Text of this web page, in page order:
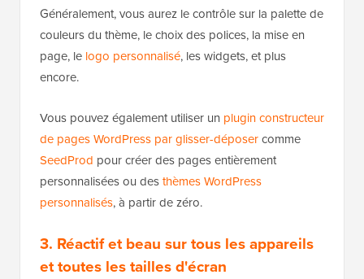
Généralement, vous aurez le contrôle sur la palette de
couleurs du thème, le choix des polices, la mise en
page, le logo personnalisé, les widgets, et plus
encore.
Vous pouvez également utiliser un plugin constructeur
de pages WordPress par glisser-déposercomme
SeedProd pour créer des pages entièrement
personnalisées ou desthèmes WordPress
personnalisés, à partir de zéro.
3. Réactif et beau sur tous les appareils
et toutes les tailles d'écran